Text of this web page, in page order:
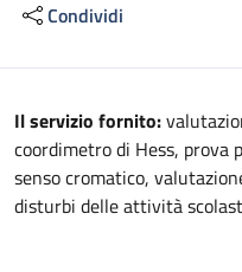
Condividi
Descrizione
Il servizio fornito:
coordimetro di Hess, prova
senso cromatico,
disturbi delle attività